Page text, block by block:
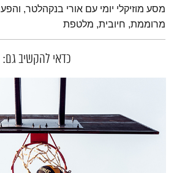
תמצית הפודקאסט
מסע מוזיקלי יומי עם אורי בנקהלטר,
מרוממת, חיובית, מלטפת
כדאי להקשיב גם: